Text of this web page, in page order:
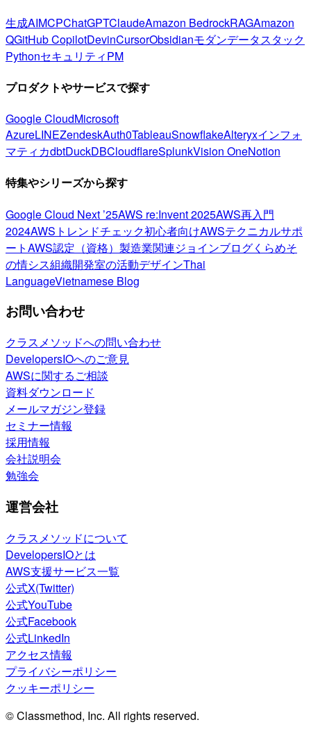
生成AIMCPChatGPTClaudeAmazon BedrockRAGAmazon
QGitHub CopilotDevinCursorObsidianモダンデータスタック
PythonセキュリティPM
プロダクトやサービスで探す
Google CloudMicrosoft
AzureLINEZendeskAuth0TableauSnowflakeAlteryxインフォ
マティカdbtDuckDBCloudflareSplunkVision OneNotion
特集やシリーズから探す
Google Cloud Next ’25AWS re:Invent 2025AWS再入門
2024AWSトレンドチェック初心者向けAWSテクニカルサポ
ートAWS認定（資格） 製造業関連ジョインブログくらめそ
の情シス組織開発室の活動デザインThai
LanguageVietnamese Blog
お問い合わせ
クラスメソッドへの問い合わせ
DevelopersIOへのご意見
AWSに関するご相談
資料ダウンロード
メールマガジン登録
セミナー情報
採用情報
会社説明会
勉強会
運営会社
クラスメソッドについて
DevelopersIOとは
AWS支援サービス一覧
公式X(Twitter)
公式YouTube
公式Facebook
公式LinkedIn
アクセス情報
プライバシーポリシー
クッキーポリシー
© Classmethod, Inc. All rights reserved.